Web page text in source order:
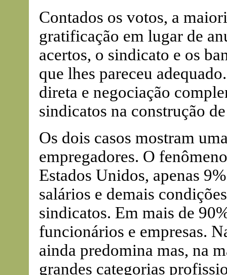
Contados os votos, a
gratificação em lugar de
acertos, o sindicato e os
que lhes pareceu
direta e negociação
sindicatos na construção
Os dois casos mostram
empregadores. O
Estados Unidos, apenas
salários e demais
sindicatos. Em mais de
funcionários e empresas.
ainda predomina mas, na
grandes categorias